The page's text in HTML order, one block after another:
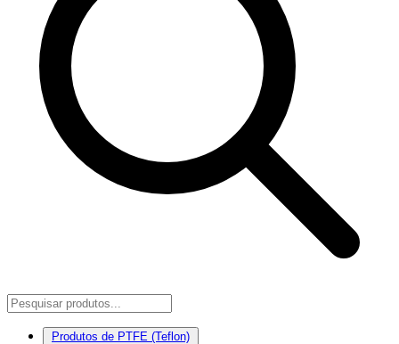
Produtos de PTFE (Teflon)